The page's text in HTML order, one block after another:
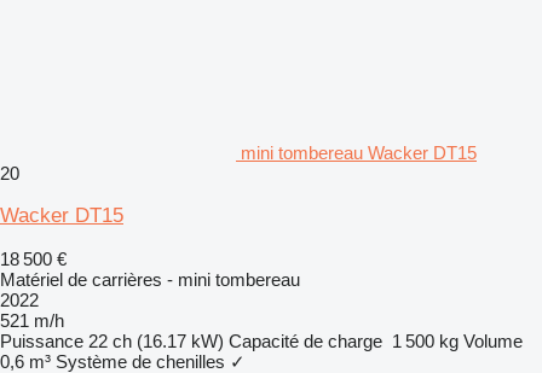
mini tombereau Wacker DT15
20
Wacker DT15
18 500 €
Matériel de carrières - mini tombereau
2022
521 m/h
Puissance 22 ch (16.17 kW) Capacité de charge 1 500 kg Volume
0,6 m³ Système de chenilles ✓